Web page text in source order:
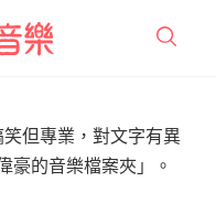
但專業，對文字有異
豪的音樂檔案夾」。